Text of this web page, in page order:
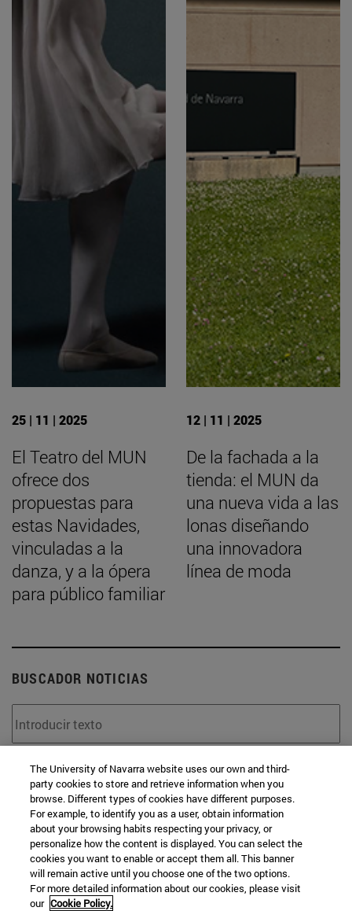
25 | 11 | 2025
El Teatro del MUN
ofrece dos
propuestas para
estas Navidades,
vinculadas a la
danza, y a la ópera
para público familiar
12 | 11 | 2025
De la fachada a la
tienda: el MUN da
una nueva vida a las
lonas diseñando
una innovadora
línea de moda
BUSCADOR NOTICIAS
Desde
Hasta
The University of Navarra website uses our own and third-
party cookies to store and retrieve information when you
browse. Different types of cookies have different purposes.
For example, to identify you as a user, obtain information
about your browsing habits respecting your privacy, or
personalize how the content is displayed. You can select the
cookies you want to enable or accept them all. This banner
will remain active until you choose one of the two options.
For more detailed information about our cookies, please visit
our Cookie Policy.